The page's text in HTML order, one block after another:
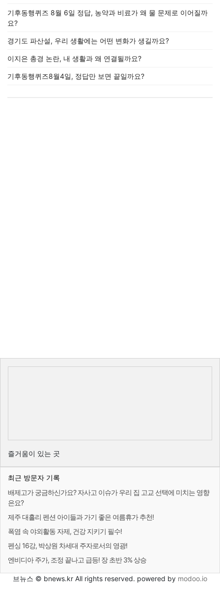
기후동행퀴즈 8월 6일 정답, 농약과 비료가 왜 물 문제로 이어질까
요?
경기도 파산설, 우리 생활에는 어떤 변화가 생길까요?
이지은 총경 논란, 내 생활과 왜 연결될까요?
기후동행퀴즈8월4일, 정답만 보면 끝일까요?
즐거움이 있는 곳
최근 방문자 기록
배제고가 궁금하신가요? 자사고 이슈가 우리 집 고교 선택에 미치는 영향
은요?
제주 대흘리 펜션 아이들과 가기 좋은 여름휴가 추천!
폭염 속 야외활동 자제, 건강 지키기 필수!
펜싱 16강, 박상원 차세대 주자로서의 영광!
엔비디아 주가, 조정 끝나고 급등! 장 초반 3% 상승
브뉴스 © bnews.kr All rights reserved. powered by modoo.io